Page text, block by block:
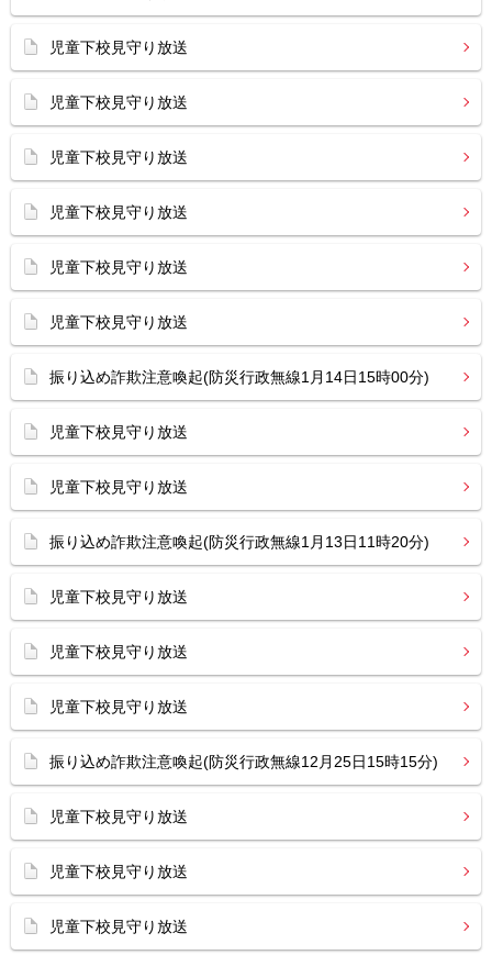
児童下校見守り放送
児童下校見守り放送
児童下校見守り放送
児童下校見守り放送
児童下校見守り放送
児童下校見守り放送
振り込め詐欺注意喚起(防災行政無線1月14日15時00分)
児童下校見守り放送
児童下校見守り放送
振り込め詐欺注意喚起(防災行政無線1月13日11時20分)
児童下校見守り放送
児童下校見守り放送
児童下校見守り放送
振り込め詐欺注意喚起(防災行政無線12月25日15時15分)
児童下校見守り放送
児童下校見守り放送
児童下校見守り放送